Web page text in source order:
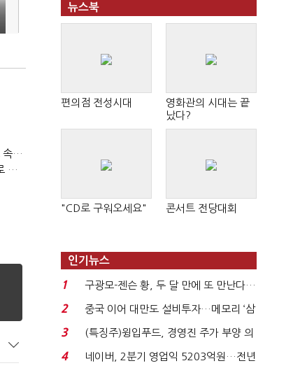
티빙 첫 분기 흑자…"2031년까지 KBO 독점, 웨이브 합병도 속도"
박윤영 KT 대표, AIDC 현장경영…"AX 플랫폼 핵심 인프라로 키운다"
뉴스북
편의점 전성시대
영화관의 시대는 끝
났다?
"CD로 구워오세요" 콘서트 전당대회
인기뉴스
1
구광모-젠슨 황, 두 달 만에 또 만난다…
로봇·AI 등 논...
2
중국 이어 대만도 설비투자…메모리 ‘삼
국전쟁’
3
(특징주)윙입푸드, 경영진 주가 부양 의
지에 상한가...
4
네이버, 2분기 영업익 5203억원…전년